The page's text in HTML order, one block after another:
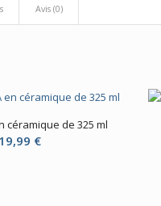
Avis (0)
céramique de 325 ml
19,99 €